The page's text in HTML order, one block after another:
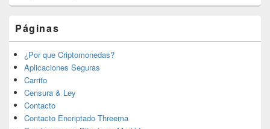
Páginas
¿Por que Criptomonedas?
Aplicaciones Seguras
Carrito
Censura & Ley
Contacto
Contacto Encriptado Threema